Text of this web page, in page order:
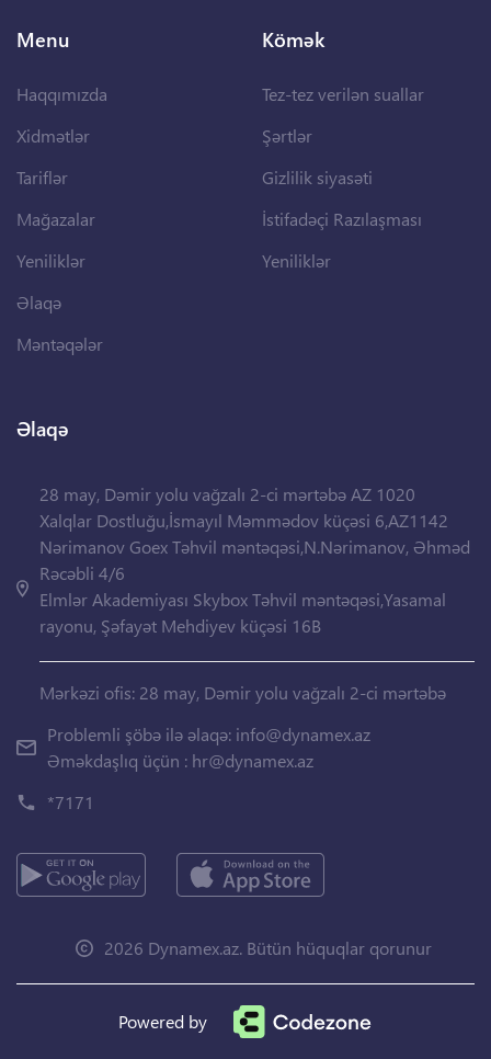
Menu
Haqqımızda
Xidmətlər
Tariflər
Mağazalar
Yeniliklər
Əlaqə
Məntəqələr
Kömək
Tez-tez verilən suallar
Şərtlər
Gizlilik siyasəti
İstifadəçi Razılaşması
Yeniliklər
Əlaqə
28 may, Dəmir yolu vağzalı 2-ci mərtəbə AZ 1020
Xalqlar Dostluğu,İsmayıl Məmmədov küçəsi 6,AZ1142
Nərimanov Goex Təhvil məntəqəsi,N.Nərimanov, Əhməd
Rəcəbli 4/6
Elmlər Akademiyası Skybox Təhvil məntəqəsi,Yasamal
rayonu, Şəfayət Mehdiyev küçəsi 16B
Mərkəzi ofis: 28 may, Dəmir yolu vağzalı 2-ci mərtəbə
Problemli şöbə ilə əlaqə: info@dynamex.az
Əməkdaşlıq üçün : hr@dynamex.az
*7171
2026 Dynamex.az. Bütün hüquqlar qorunur
Powered by